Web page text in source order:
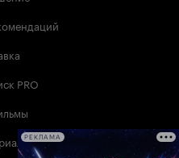
PRO
РЕКЛАМА